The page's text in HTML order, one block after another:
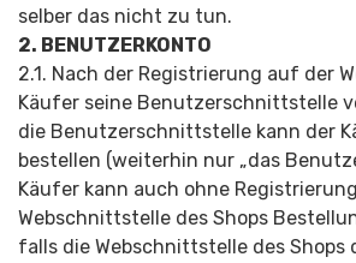
selber das nicht zu tun.
2. BENUTZERKONTO
2.1. Nach der Registrierung auf der
Käufer seine Benutzerschnit­tstelle
die Benutzerschnit­tstelle kann der
bestellen (weiterhin nur „das
Käufer kann auch ohne
Webschnittstelle des Shops
falls die Webschnittstelle des Shops